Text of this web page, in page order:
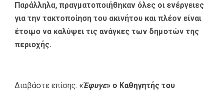
Παράλληλα, πραγματοποιήθηκαν όλες οι ενέργειες
για την τακτοποίηση του ακινήτου και πλέον είναι
έτοιμο να καλύψει τις ανάγκες των δημοτών της
περιοχής.
Διαβάστε επίσης: «Έφυγε» ο Καθηγητής του